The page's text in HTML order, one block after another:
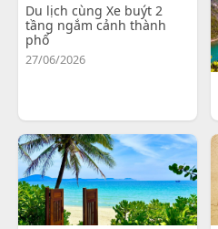
Du lịch cùng Xe buýt 2
tầng ngắm cảnh thành
phố
27/06/2026